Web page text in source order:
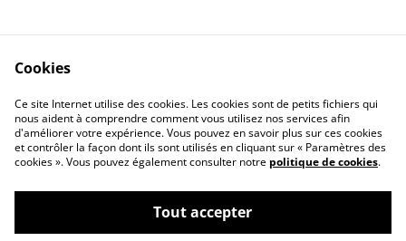
Contact Us
Legal Terms
Privacy Policy
Cookie Policy
Cookies
Ce site Internet utilise des cookies. Les cookies sont de petits fichiers qui
nous aident à comprendre comment vous utilisez nos services afin
d'améliorer votre expérience. Vous pouvez en savoir plus sur ces cookies
et contrôler la façon dont ils sont utilisés en cliquant sur « Paramètres des
cookies ». Vous pouvez également consulter notre politique de cookies.
Tout accepter